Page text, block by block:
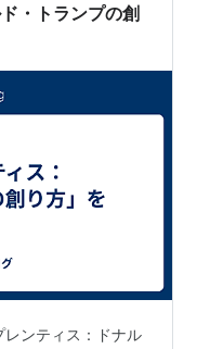
・トランプの創
レンティス：ドナル